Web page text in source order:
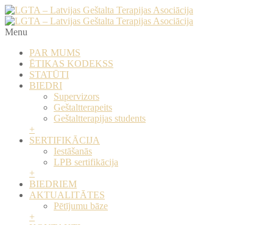
Menu
PAR MUMS
ĒTIKAS KODEKSS
STATŪTI
BIEDRI
Supervizors
​Geštaltterapeits
​Geštaltterapijas students
+
SERTIFIKĀCIJA
Iestāšanās
LPB sertifikācija
+
BIEDRIEM
AKTUALITĀTES
Pētījumu bāze
+